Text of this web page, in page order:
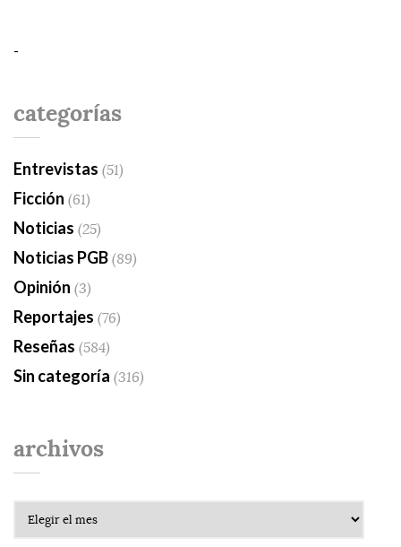
-
categorías
Entrevistas (51)
Ficción (61)
Noticias (25)
Noticias PGB(89)
Opinión (3)
Reportajes (76)
Reseñas (584)
Sin categoría (316)
archivos